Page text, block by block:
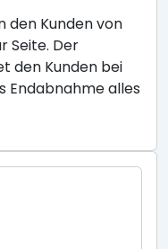
den Kunden von
Seite. Der
den Kunden bei
Endabnahme alles